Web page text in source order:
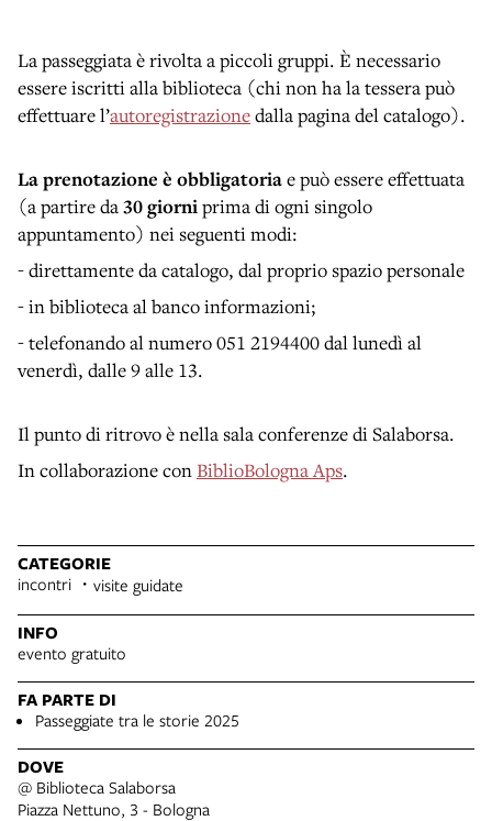
La passeggiata è rivolta a piccoli gruppi. È necessario
essere iscritti alla biblioteca (chi non ha la tessera può
effettuare l’autoregistrazionedalla pagina del catalogo).
La prenotazione è obbligatoriae può essere effettuata
(a partire da30 giorniprima di ogni singolo
appuntamento) nei seguenti modi:
- direttamente da catalogo, dal proprio spazio personale
- in biblioteca al banco informazioni;
- telefonando al numero 051 2194400 dal lunedì al
venerdì, dalle 9 alle 13.
Il punto di ritrovo è nella sala conferenze di Salaborsa.
In collaborazione conBiblioBologna Aps.
CATEGORIE
incontri visite guidate
INFO
evento gratuito
FA PARTE DI
Passeggiate tra le storie 2025
DOVE
@ Biblioteca Salaborsa
Piazza Nettuno, 3 - Bologna